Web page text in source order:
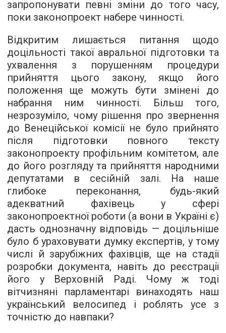
запропонувати певні зміни до того часу,
поки законопроект набере чинності.
Відкритим лишається питання щодо
доцільності такої авральної підготовки та
ухвалення з порушенням процедури
прийняття цього закону, якщо його
положення ще можуть бути змінені до
набрання ним чинності. Більш того,
незрозуміло, чому рішення про звернення
до Венеційської комісії не було прийнято
після підготовки повного тексту
законопроекту профільним комітетом, але
до його розгляду та прийняття народними
депутатами в сесійній залі. На наше
глибоке переконання, будь-який
адекватний фахівець у сфері
законопроектної роботи (а вони в Україні є)
дасть однозначну відповідь — доцільніше
було б ураховувати думку експертів, у тому
числі й зарубіжних фахівців, ще на стадії
розробки документа, навіть до реєстрації
його у Верховній Раді. Чому ж тоді
вітчизняні парламентарі винаходять наш
український велосипед і роблять усе з
точністю до навпаки?